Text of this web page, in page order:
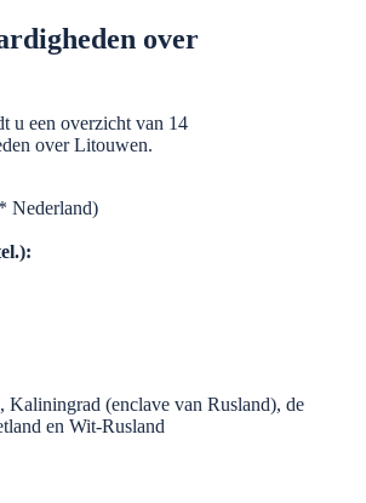
over
u een overzicht van 14
over Litouwen.
Nederland)
Kaliningrad (enclave van Rusland), de
en Wit-Rusland